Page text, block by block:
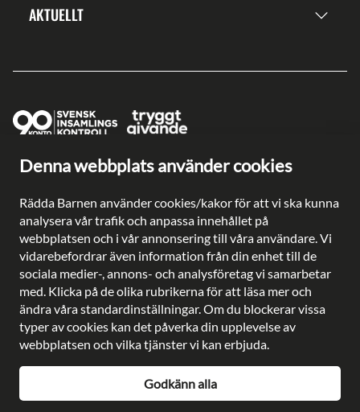
Denna webbplats använder cookies
Rädda Barnen använder cookies/kakor för att vi ska kunna
analysera vår trafik och anpassa innehållet på
webbplatsen och i vår annonsering till våra användare. Vi
vidarebefordrar även information från din enhet till de
sociala medier-, annons- och analysföretag vi samarbetar
med. Klicka på de olika rubrikerna för att läsa mer och
ändra våra standardinställningar. Om du blockerar vissa
typer av cookies kan det påverka din upplevelse av
webbplatsen och vilka tjänster vi kan erbjuda.
Godkänn alla
AKTUELLT
Ge en gåva direkt
Plusgiro: 90 2003-3
Bankgiro: 902-0033
Säkra betalningar med
Besöksadress: Gustavslundsvägen 141, Bromma
Postadress: Rädda Barnen, 107 88 Stockholm
Telefon:08-698 90 00
kundservice@rb.se
Org. nr: 802002-8638